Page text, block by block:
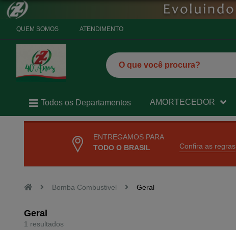
QUEM SOMOS ATENDIMENTO
AMORTECEDOR
Todos os Departamentos
ENTREGAMOS PARA
TODO O BRASIL
Confira as regras
Bomba Combustivel Geral
Geral
1 resultados